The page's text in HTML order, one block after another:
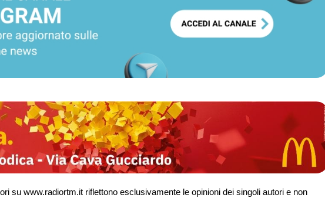
su www.radiortm.it riflettono esclusivamente le opinioni dei singoli autori e non